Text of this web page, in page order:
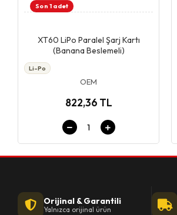
Son 1 adet
XT60 LiPo Paralel Şarj Kartı
(Banana Beslemeli)
Li-Po
OEM
822,36 TL
Orijinal & Garantili
Yalnızca orijinal ürün